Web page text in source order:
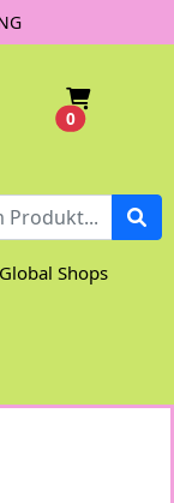
0
Shops